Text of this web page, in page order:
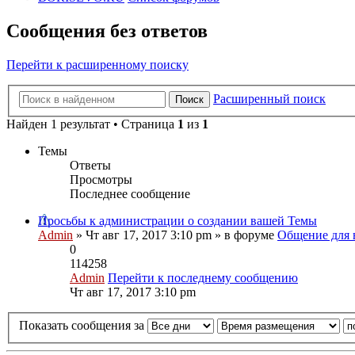
Сообщения без ответов
Перейти к расширенному поиску
Поиск
Расширенный поиск
Найден 1 результат • Страница 1 из 1
Темы
Ответы
Просмотры
Последнее сообщение
Просьбы к администрации о создании вашей Темы
Admin » Чт авг 17, 2017 3:10 pm » в форуме Общение для
0
114258
Admin Перейти к последнему сообщению
Чт авг 17, 2017 3:10 pm
Показать сообщения за